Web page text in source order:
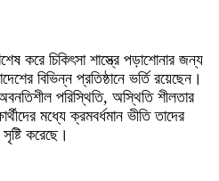
করে চিকিৎসা শাস্ত্রে পড়াশোনার জন্য
বিভিন্ন প্রতিষ্ঠানে ভর্তি রয়েছেন।
পরিস্থিতি, অস্থিতি শীলতার
মধ্যে ক্রমবর্ধমান ভীতি তাদের
করেছে।